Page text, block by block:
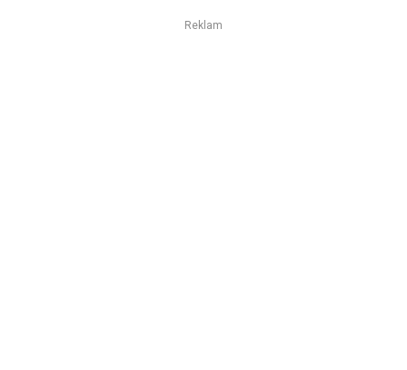
Reklam